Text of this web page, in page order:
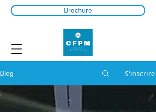
Brochure
Blog S'inscrire